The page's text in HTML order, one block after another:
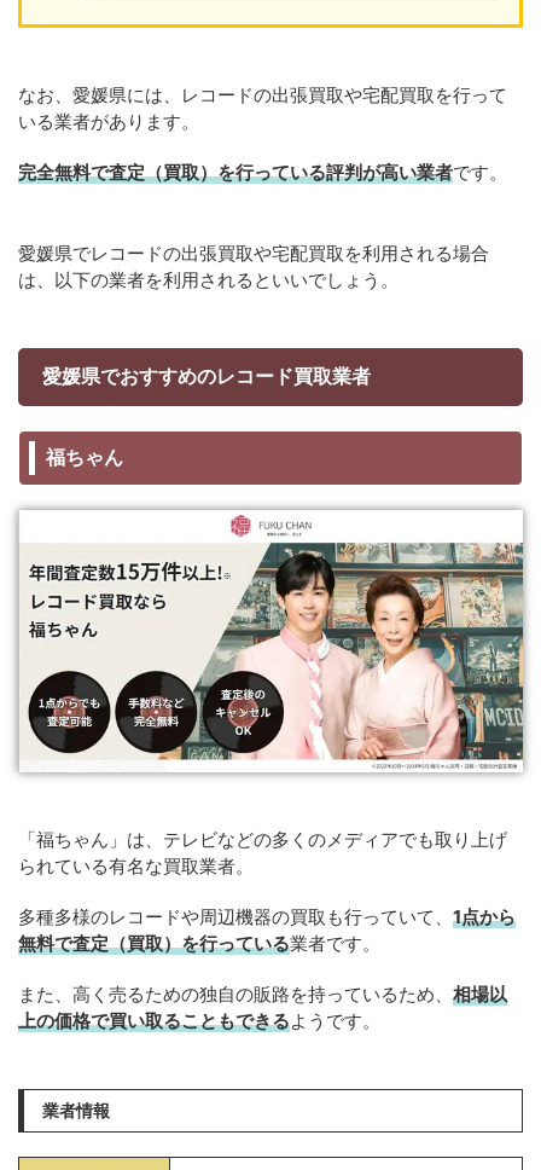
なお、愛媛県には、レコードの出張買取や宅配買取を行って
いる業者があります。
完全無料で査定（買取）を行っている評判が高い業者です。
愛媛県でレコードの出張買取や宅配買取を利用される場合
は、以下の業者を利用されるといいでしょう。
愛媛県でおすすめのレコード買取業者
福ちゃん
「福ちゃん」は、テレビなどの多くのメディアでも取り上げ
られている有名な買取業者。
多種多様のレコードや周辺機器の買取も行っていて、 1点から
無料で査定（買取）を行っている業者です。
また、高く売るための独自の販路を持っているため、 相場以
上の価格で買い取ることもできるようです。
業者情報